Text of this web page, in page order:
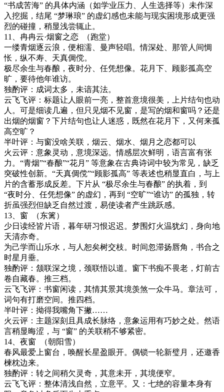
“书成苦海” 的具体内涵（如学业压力、人生选择等）未作深
入挖掘，结尾 “梦琳琅” 的虚幻感也未能与现实困境形成更强
烈的碰撞，稍显浅尝辄止。
11
、冉冉云·烟窗之恋
（跑堂）
一缕青烟逐云浪，便相濡、曼声轻唱。情深处、那管人间惆
怅，纵不寿、天真倜傥。
极尽余生与春酿，夜时分、任凭想像。花月下、顾影孤高空
旷，要待他年谁访。
独酌评：成词太多，未谙其法。
云飞飞评：标题让人眼前一亮，整首意境很美，上片结句也动
人。可是细读几遍，但只见烟不见窗，是写的烟和窗吗？还是
出烟的烟窗？下片结句也让人迷惑，既然在花月下，又何来孤
高空旷？
半叶评：与窗没啥关联，烟云、烟水、烟月之恋都可以
火云评： 意象灵动，意境深远。情感层次鲜明，语言富有张
力。 “青烟”“春酿”“花月” 等意象在古典诗词中较为常见，缺乏
突破性创新。“天真倜傥”“顾影孤高” 等表述也稍显直白，与上
片的含蓄形成反差。下片从 “极尽余生与春酿” 的执着，到
“夜时分、任凭想像” 的虚幻，再到 “空旷”“谁访” 的孤独，转
折虽强烈但缺乏自然过渡，易使读者产生跳跃感。
13 、窗
（东篱）
少日读经皆片语，暮年研习恨迟迟。梦围灯火温犹幻，身向地
天清亦奇。
为己学而山乐水，与人恕矣树交枝。时间忽滞扬唇角，书合之
时星月垂。
独酌评：颔联深之境，颈联悟以道。窗下书痴不畏老，灯前古
卷自藏春。推三档。
云飞飞评：书窗闲读，其情其景其境羡煞一众牛马。章法可，
词句有打磨空间。推四档。
半叶评： 拗得我嘴角下撇……
火云评： 主题深刻且具成长脉络，意象运用有巧妙之处。然语
言稍显晦涩，与 “窗” 的关联稍不够紧密。
14 、夜窗
（朝阳雪）
春风最爱上窗台，唤醒长星盈眼开。偶锁一轮新璧月，还邀香
楝枕边来。
独酌评：转之间稍欠灵奇，其意未开，其境便窄。
云飞飞评：整体清浅自然，立意平。又：七绝的容量本身有